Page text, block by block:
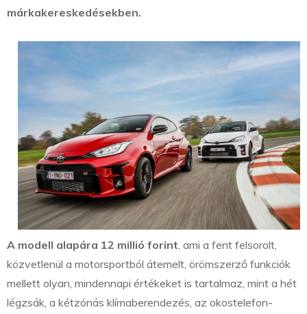
márkakereskedésekben.
A modell alapára 12 millió forint, ami a fent felsorolt,
közvetlenül a motorsportból átemelt, örömszerző funkciók
mellett olyan, mindennapi értékeket is tartalmaz, mint a hét
légzsák, a kétzónás klímaberendezés, az okostelefon-